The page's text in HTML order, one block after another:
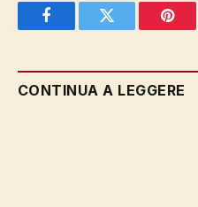
FacebookTwitter
CONTINUA A LEGGERE